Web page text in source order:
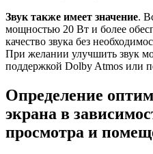
Звук также имеет значение.
мощностью 20 Вт и более
качество звука без
При желании улучшить звук
поддержкой Dolby Atmos или
Определение
экрана в
просмотра и